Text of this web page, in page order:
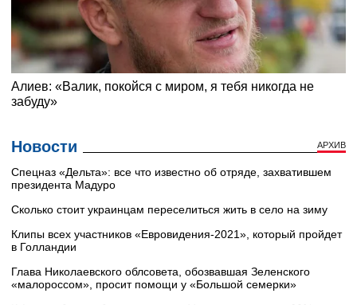
Новости АРХИВ
Cпецназ «Дельта»: все что известно об отряде, захватившем
президента Мадуро
Сколько стоит украинцам переселиться жить в село на зиму
Клипы всех участников «Евровидения-2021», который пройдет
в Голландии
Глава Николаевского облсовета, обозвавшая Зеленского
«малороссом», просит помощи у «Большой семерки»